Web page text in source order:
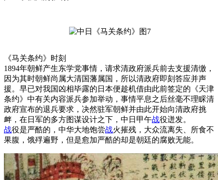
《马关条约》时刻
1894年朝鲜产生东学党事情，请求清政府派兵前去支援清缴，
因为其时朝鲜尚属大清国藩属国，所以清政府即刻答应并声
援。早已对我国凶相毕露的日本便趁机借由此前签定的《天津
条约》中有关内容派兵参加举动，事情平息之后丝毫不理睬清
政府宣布的退兵要求，决然驻军朝鲜并由此开始向清政府挑
衅，在日军的多方图谋设计之下，中日甲午战役迸发。
战役是严酷的，中华大地饱尝战火摧残，大众流离失、所食不
果腹，饿殍遍野，但是愈加严酷的却是朝廷的腐败无能。